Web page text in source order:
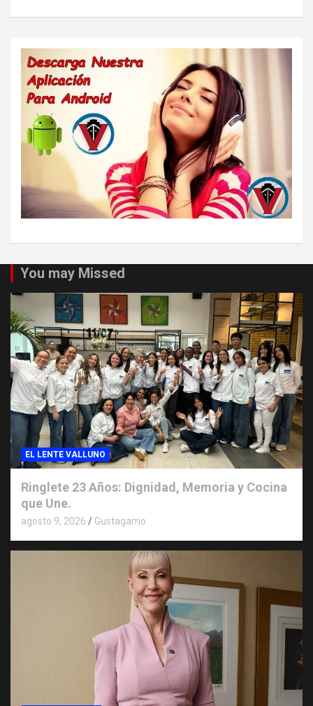
You may Missed
EL LENTE VALLUNO
Ringlete 23 Años: Dignidad, Memoria y Cocina
que Une.
agosto 9, 2026 Gustagamo